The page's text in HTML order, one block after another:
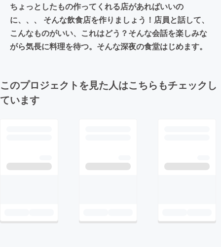
ちょっとしたもの作ってくれる店があればいいの
に、、、 そんな飲食店を作りましょう！店員と話して、
こんなものがいい、これはどう？そんな会話を楽しみな
がら気長に料理を待つ。そんな深夜の食堂はじめます。
このプロジェクトを見た人はこちらもチェックし
ています